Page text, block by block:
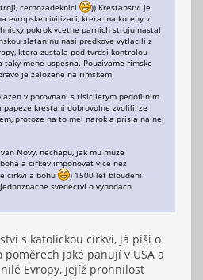
cernozadeknici
)) Krestanstvi je
evropske civilizaci, ktera ma koreny v
pokrok vcetne parnich stroju nastal
slataninu nasi predkove vytlacili z
ktera zustala pod tvrdsi kontrolou
mene uspesna. Pouzivame rimske
je zalozene na rimskem.
v porovnani s tisiciletym pedofilnim
papeze krestani dobrovolne zvolili, ze
protoze na to mel narok a prisla na nej
Novy, nechapu, jak mu muze
a cirkev imponovat vice nez
cirkvi a bohu
) 1500 let bloudeni
svedectvi o vyhodach
s katolickou církví, já píši o
jaké panují v USA a
Evropy, jejíž prohnilost